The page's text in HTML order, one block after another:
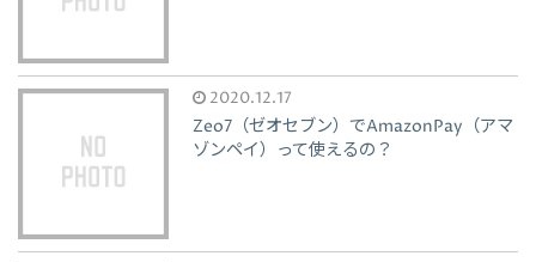
2020.12.17
Zeo7（ゼオセブン）でAmazonPay（アマ
ゾンペイ）って使えるの？